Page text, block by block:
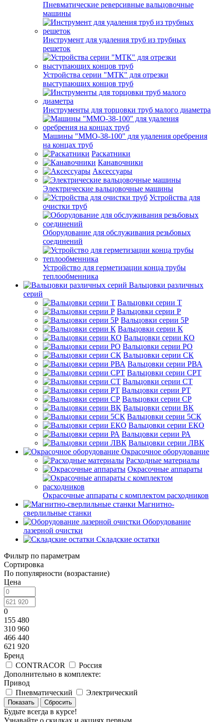
Пневматические реверсивные вальцовочные
машины
Инструмент для удаления труб из трубных
решеток
Устройства серии "МТК" для отрезки
выступающих концов труб
Инструменты для торцовки труб малого диаметра
Машины "ММО-38-100" для удаления оребрения
на концах труб
Раскатники
Канавочники
Аксессуары
Электрические вальцовочные машины
Устройства для
очистки труб
Оборудование для обслуживания резьбовых
соединений
Устройство для герметизации конца трубы
теплообменника
Вальцовки различных
серий
Вальцовки серии Т
Вальцовки серии Р
Вальцовки серии 5Р
Вальцовки серии К
Вальцовки серии КО
Вальцовки серии РО
Вальцовки серии СК
Вальцовки серии РВА
Вальцовки серии СРТ
Вальцовки серии СТ
Вальцовки серии РТ
Вальцовки серии СР
Вальцовки серии ВК
Вальцовки серии 5СК
Вальцовки серии ЕКО
Вальцовки серии РА
Вальцовки серии ЛВК
Окрасочное оборудование
Расходные материалы
Окрасочные аппараты
Окрасочные аппараты с комплектом расходников
Магнитно-
сверлильные станки
Оборудование
лазерной очистки
Складские остатки
Фильтр по параметрам
Сортировка
По популярности (возрастание)
Цена
0
155 480
310 960
466 440
621 920
Бренд
CONTRACOR
Россия
Дополнительно в комплекте:
Привод
Пневматический
Электрический
Сбросить
Будьте всегда в курсе!